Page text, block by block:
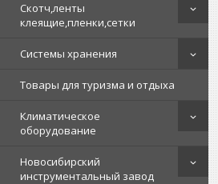
Скотч,ленты
клеящие,пленки,сетки
Системы хранения
Товары для туризма и отдыха
Климатическое
оборудование
Новосибирский
инструментальный завод